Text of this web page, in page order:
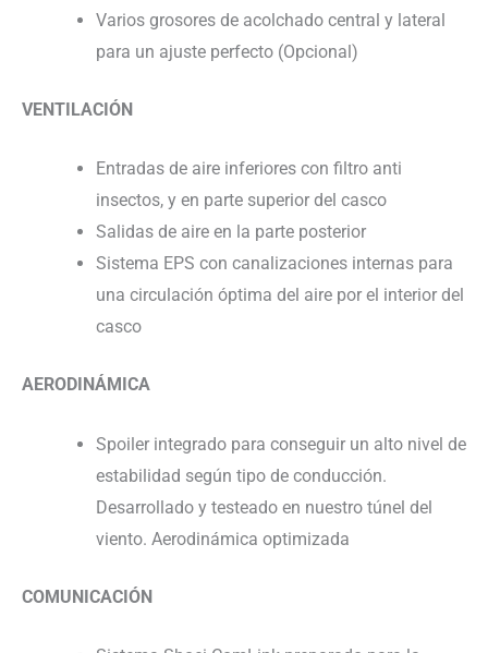
Varios grosores de acolchado central y lateral
para un ajuste perfecto (Opcional)
VENTILACIÓN
Entradas de aire inferiores con filtro anti
insectos, y en parte superior del casco
Salidas de aire en la parte posterior
Sistema EPS con canalizaciones internas para
una circulación óptima del aire por el interior del
casco
AERODINÁMICA
Spoiler integrado para conseguir un alto nivel de
estabilidad según tipo de conducción.
Desarrollado y testeado en nuestro túnel del
viento. Aerodinámica optimizada
COMUNICACIÓN